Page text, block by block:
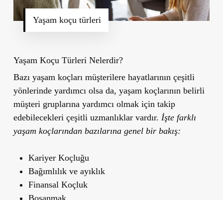
Yaşam koçu türleri
Yaşam Koçu Türleri Nelerdir?
Bazı yaşam koçları müşterilere hayatlarının çeşitli
yönlerinde yardımcı olsa da, yaşam koçlarının belirli
müşteri gruplarına yardımcı olmak için takip
edebilecekleri çeşitli uzmanlıklar vardır. İşte farklı
yaşam koçlarından bazılarına genel bir bakış:
Kariyer Koçluğu
Bağımlılık ve ayıklık
Finansal Koçluk
Boşanmak